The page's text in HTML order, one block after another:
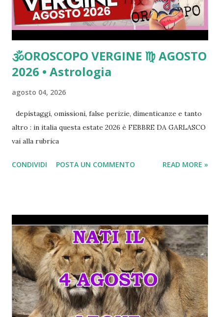
🕉OROSCOPO VERGINE ♍️ AGOSTO
2026 • Astrologia
agosto 04, 2026
depistaggi, omissioni, false perizie, dimenticanze e tanto
altro : in italia questa estate 2026 è FEBBRE DA GARLASCO
vai alla rubrica
CONDIVIDI POSTA UN COMMENTO READ MORE »